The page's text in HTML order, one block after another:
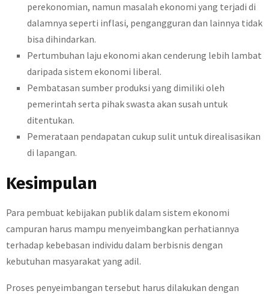
perekonomian, namun masalah ekonomi yang terjadi di
dalamnya seperti inflasi, pengangguran dan lainnya tidak
bisa dihindarkan.
Pertumbuhan laju ekonomi akan cenderung lebih lambat
daripada sistem ekonomi liberal.
Pembatasan sumber produksi yang dimiliki oleh
pemerintah serta pihak swasta akan susah untuk
ditentukan.
Pemerataan pendapatan cukup sulit untuk direalisasikan
di lapangan.
Kesimpulan
Para pembuat kebijakan publik dalam sistem ekonomi
campuran harus mampu menyeimbangkan perhatiannya
terhadap kebebasan individu dalam berbisnis dengan
kebutuhan masyarakat yang adil.
Proses penyeimbangan tersebut harus dilakukan dengan